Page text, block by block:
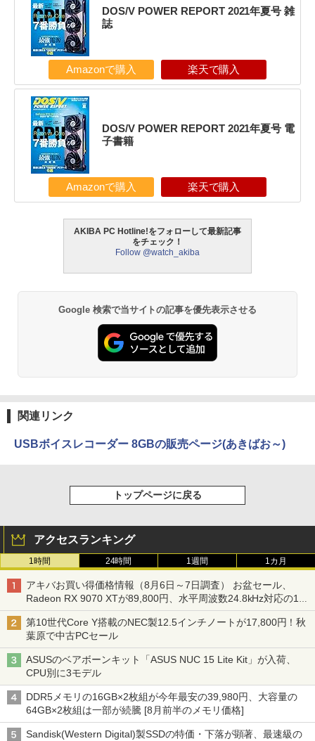
DOS/V POWER REPORT 2021年夏号 雑
誌
Amazonで購入 楽天で購入
DOS/V POWER REPORT 2021年夏号 電
子書籍
Amazonで購入 楽天で購入
AKIBA PC Hotline!をフォローして最新記事
をチェック！
Follow @watch_akiba
Google 検索で当サイトの記事を優先表示させる
関連リンク
USBボイスレコーダー 8GBの販売ページ(あきばお～)
トップページに戻る
アクセスランキング
1時間 24時間 1週間 1カ月
アキバお買い得価格情報（8月6日～7日調査） お盆セール、
Radeon RX 9070 XTが89,800円、水平周波数24.8kHz対応の17
型モニターが9,801円、暑さ指数連動セール ほか
第10世代Core Y搭載のNEC製12.5インチノートが17,800円！秋
葉原で中古PCセール
ASUSのベアボーンキット「ASUS NUC 15 Lite Kit」が入荷、
CPU別に3モデル
DDR5メモリの16GB×2枚組が今年最安の39,980円、大容量の
64GB×2枚組は一部が続騰 [8月前半のメモリ価格]
Sandisk(Western Digital)製SSDの特価・下落が顕著、最速級の